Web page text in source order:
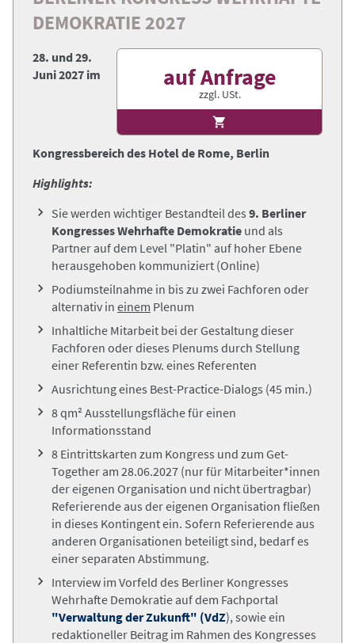
DEMOKRATIE 2027
auf Anfrage
zzgl. USt.
28. und 29.
Juni 2027 im
Kongressbereich des Hotel de Rome, Berlin
Highlights:
Sie werden wichtiger Bestandteil des 9. Berliner
Kongresses Wehrhafte Demokratie und als
Partner auf dem Level "Platin" auf hoher Ebene
herausgehoben kommuniziert (Online)
Podiumsteilnahme in bis zu zwei Fachforen oder
alternativ in einem Plenum
Inhaltliche Mitarbeit bei der Gestaltung dieser
Fachforen oder dieses Plenums durch Stellung
einer Referentin bzw. eines Referenten
Ausrichtung eines Best-Practice-Dialogs (45 min.)
8 qm² Ausstellungsfläche für einen
Informationsstand
8 Eintrittskarten zum Kongress und zum Get-
Together am 28.06.2027 (nur für Mitarbeiter*innen
der eigenen Organisation und nicht übertragbar)
Referierende aus der eigenen Organisation fließen
in dieses Kontingent ein. Sofern Referierende aus
anderen Organisationen beteiligt sind, bedarf es
einer separaten Abstimmung.
Interview im Vorfeld des Berliner Kongresses
Wehrhafte Demokratie auf dem Fachportal
"Verwaltung der Zukunft" (VdZ), sowie ein
redaktioneller Beitrag im Rahmen des Kongresses